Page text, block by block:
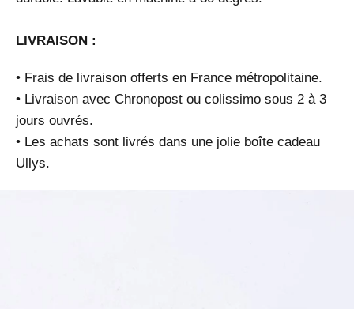
LIVRAISON :
• Frais de livraison offerts en France métropolitaine.
• Livraison avec Chronopost ou colissimo sous 2 à 3
jours ouvrés.
• Les achats sont livrés dans une jolie boîte cadeau
Ullys.